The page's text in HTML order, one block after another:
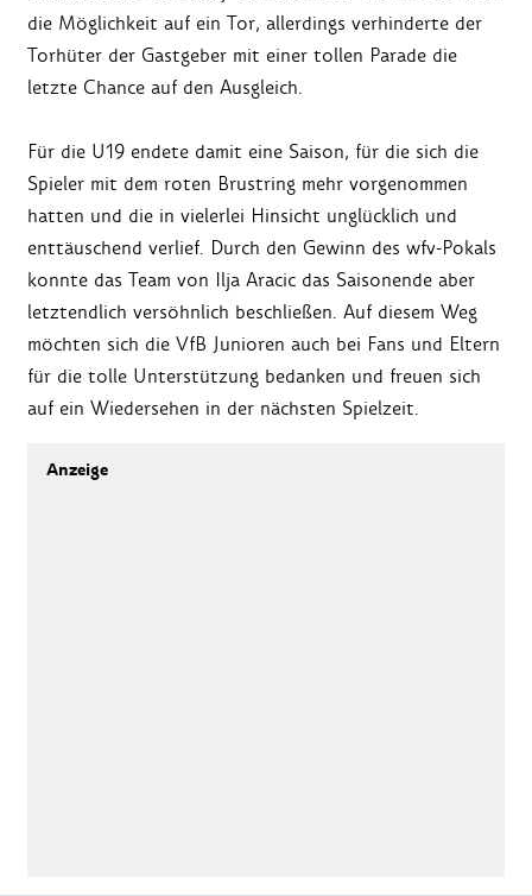
die Möglichkeit auf ein Tor, allerdings verhinderte der
Torhüter der Gastgeber mit einer tollen Parade die
letzte Chance auf den Ausgleich.
Für die U19 endete damit eine Saison, für die sich die
Spieler mit dem roten Brustring mehr vorgenommen
hatten und die in vielerlei Hinsicht unglücklich und
enttäuschend verlief. Durch den Gewinn des wfv-Pokals
konnte das Team von Ilja Aracic das Saisonende aber
letztendlich versöhnlich beschließen. Auf diesem Weg
möchten sich die VfB Junioren auch bei Fans und Eltern
für die tolle Unterstützung bedanken und freuen sich
auf ein Wiedersehen in der nächsten Spielzeit.